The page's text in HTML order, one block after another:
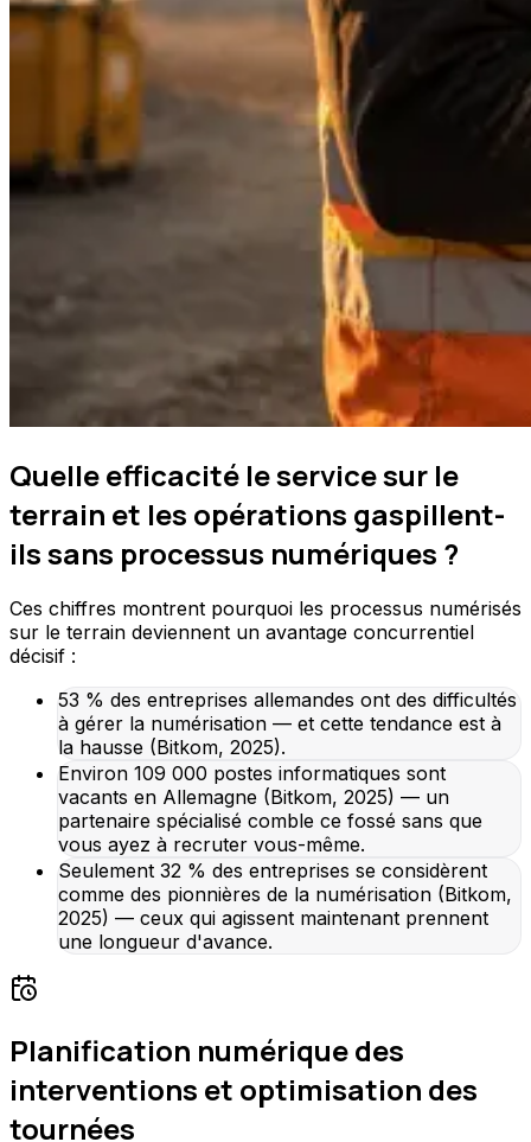
Quelle efficacité le service sur le
terrain et les opérations gaspillent-
ils sans processus numériques ?
Ces chiffres montrent pourquoi les processus numérisés
sur le terrain deviennent un avantage concurrentiel
décisif :
53 % des entreprises allemandes ont des difficultés
à gérer la numérisation — et cette tendance est à
la hausse (Bitkom, 2025).
Environ 109 000 postes informatiques sont
vacants en Allemagne (Bitkom, 2025) — un
partenaire spécialisé comble ce fossé sans que
vous ayez à recruter vous-même.
Seulement 32 % des entreprises se considèrent
comme des pionnières de la numérisation (Bitkom,
2025) — ceux qui agissent maintenant prennent
une longueur d'avance.
Planification numérique des
interventions et optimisation des
tournées